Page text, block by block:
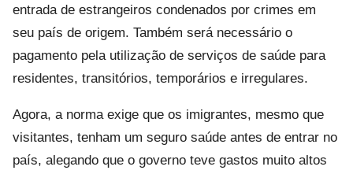
entrada de estrangeiros condenados por crimes em
seu país de origem. Também será necessário o
pagamento pela utilização de serviços de saúde para
residentes, transitórios, temporários e irregulares.
Agora, a norma exige que os imigrantes, mesmo que
visitantes, tenham um seguro saúde antes de entrar no
país, alegando que o governo teve gastos muito altos